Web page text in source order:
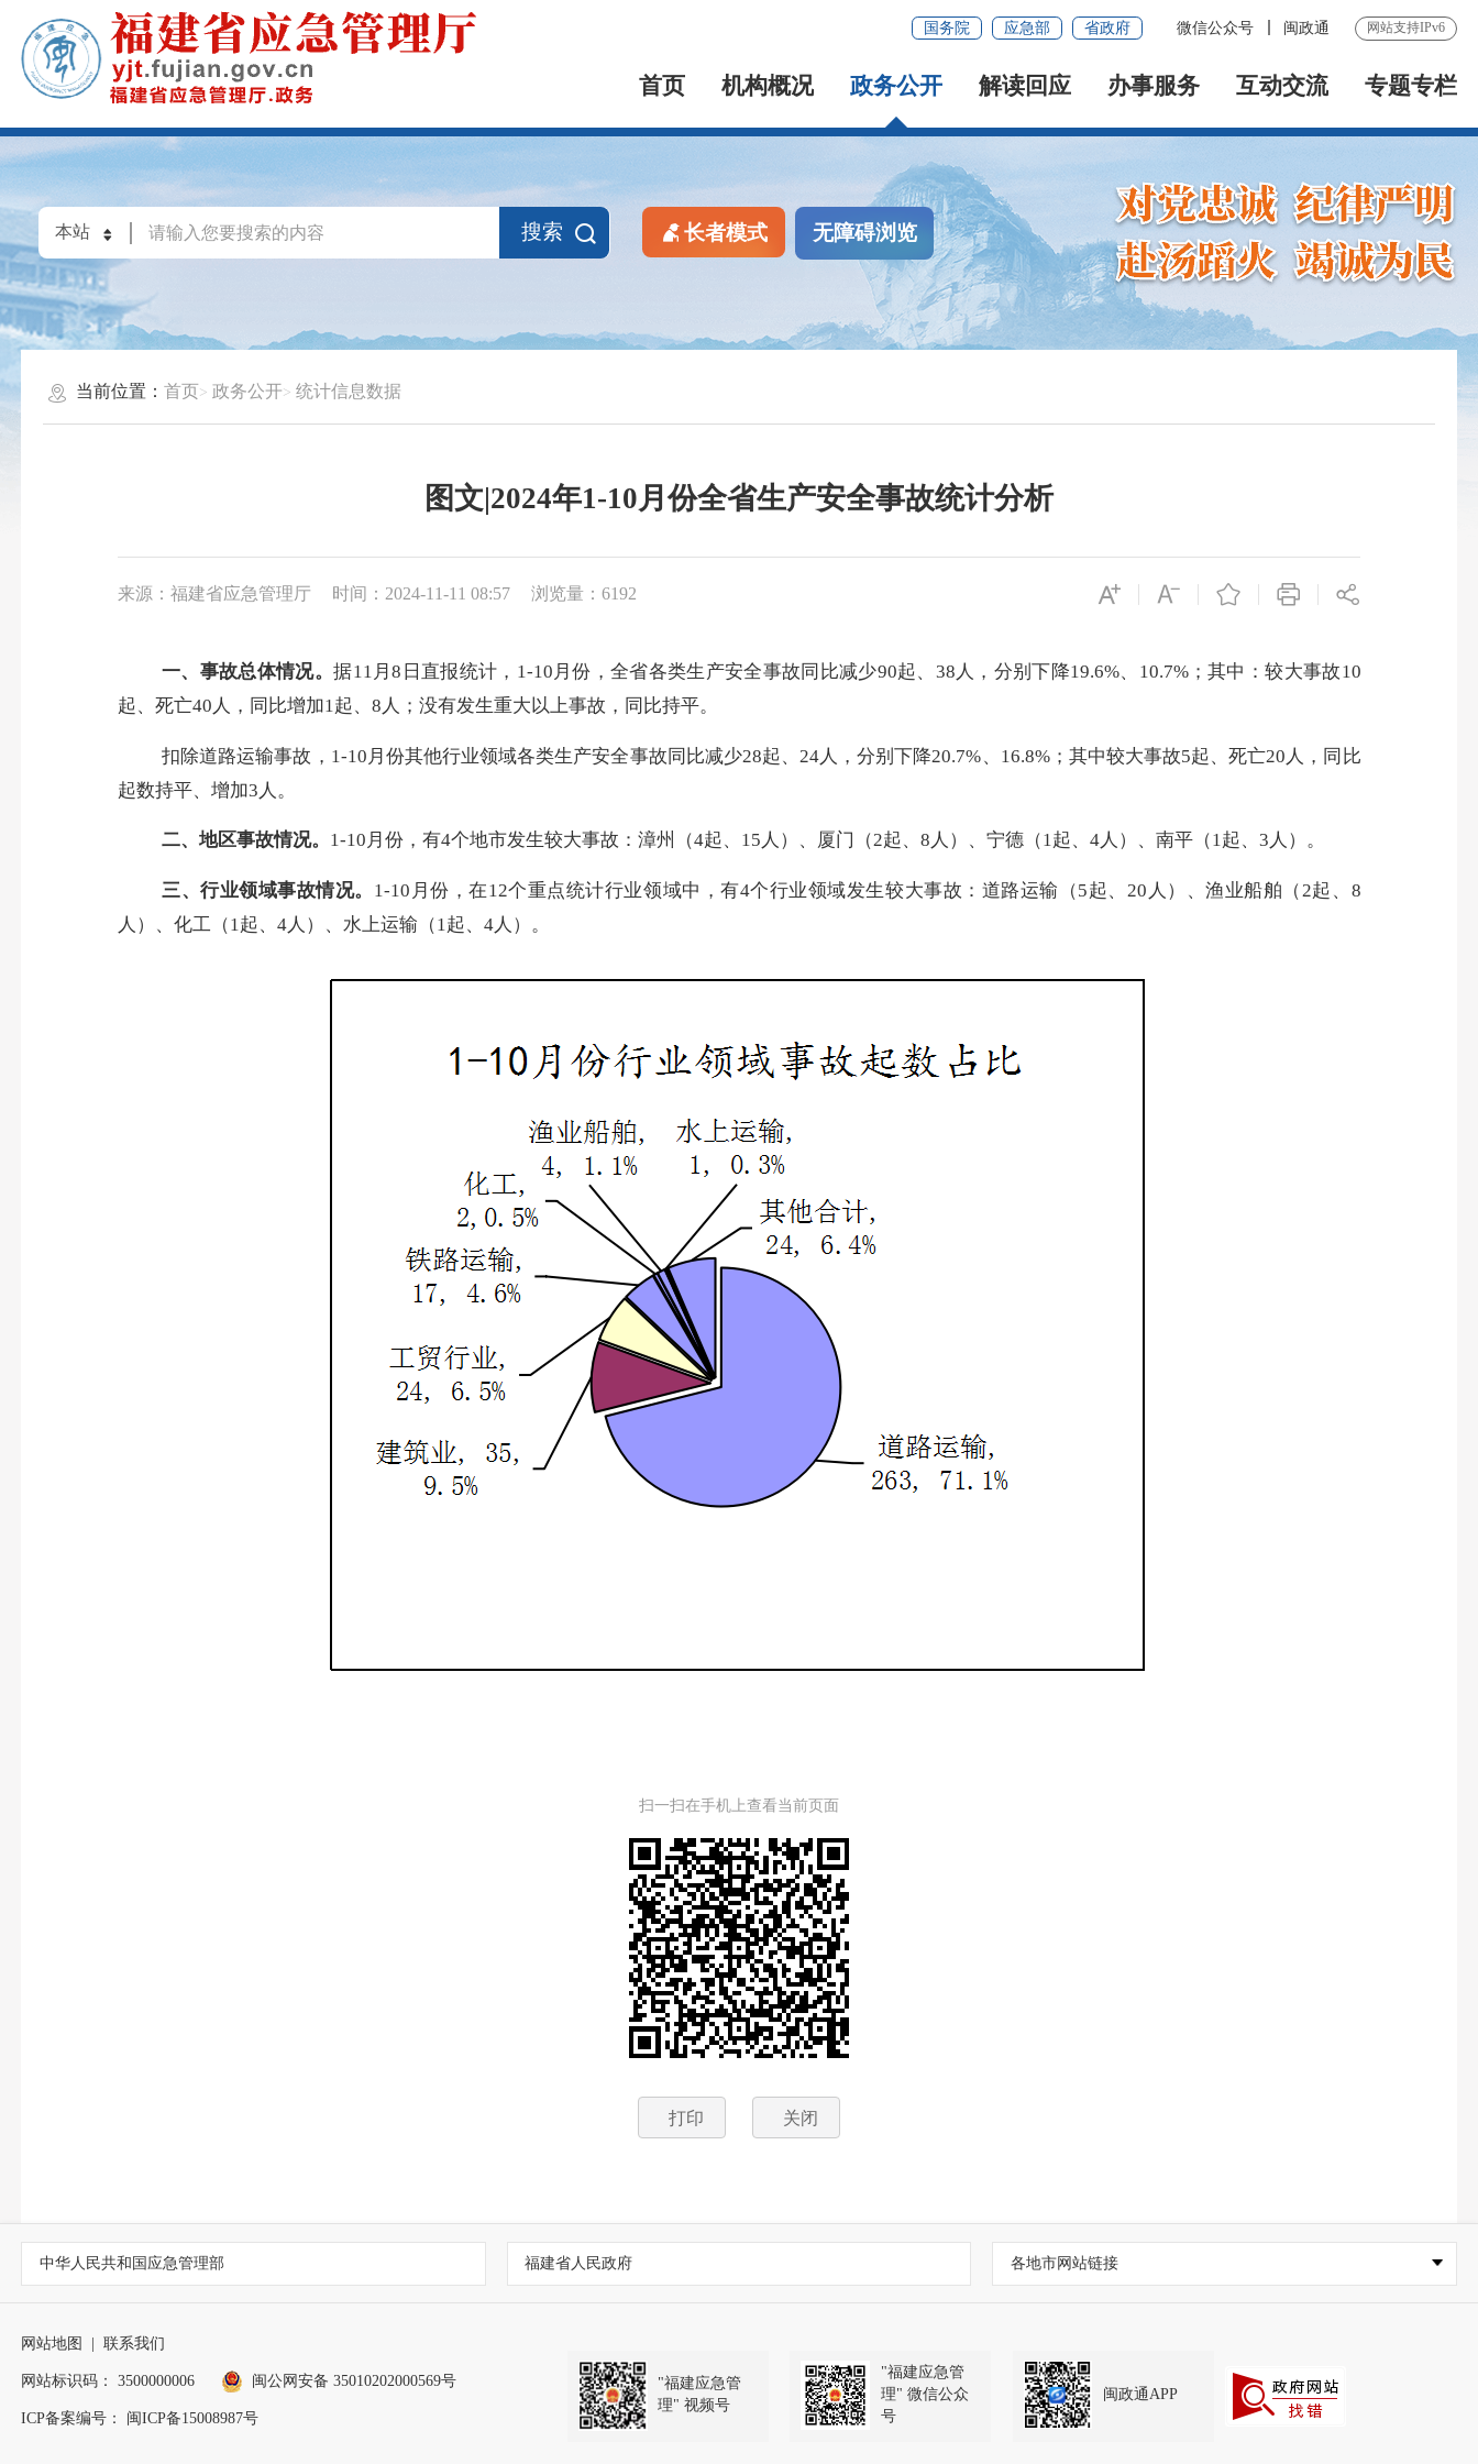
国务院 应急部 省政府 微信公众号 闽政通 网站支持IPv6
首页 机构概况 政务公开 解读回应 办事服务 互动交流 专题专栏
搜索 长者模式 无障碍浏览
当前位置：首页 政务公开 统计信息数据
图文|2024年1-10月份全省生产安全事故统计分析
来源：福建省应急管理厅 时间：2024-11-11 08:57 浏览量：6192
一、 事故总体情况。据11 月8日直报统计，1-10 月份，全省各类生产安全事故同比减少90起、 38 人，分别下降19.6%、 10.7%；其中：较大事故10
起、死亡40 人，同比增加1起、 8 人；没有发生重大以上事故，同比持平。
扣除道路运输事故， 1-10 月份其他行业领域各类生产安全事故同比减少28起、24人，分别下降20.7%、 16.8%；其中较大事故5起、死亡20 人，同比
起数持平、增加3 人。
二、地区事故情况。 1-10 月份，有4个地市发生较大事故：漳州（4起、 15 人）、厦门 （2起、8人）、宁德（1起、4人 ）、南平（1起、3人）。
三、行业领域事故情况。 1-10 月份，在12个重点统计行业领域中，有4个行业领域发生较大事故：道路运输（5起、20 人）、渔业船舶（2起、 8
人）
、 化工（1起、4人）、 水上运输（1起、4人 ） 。
扫一扫在手机上查看当前页面
打印 关闭
中华人民共和国应急管理部 福建省人民政府 各地市网站链接
网站地图 | 联系我们
网站标识码： 3500000006 闽公网安备 35010202000569号
ICP备案编号： 闽ICP备15008987号
"福建应急管
理" 视频号
"福建应急管
理" 微信公众
号
闽政通APP